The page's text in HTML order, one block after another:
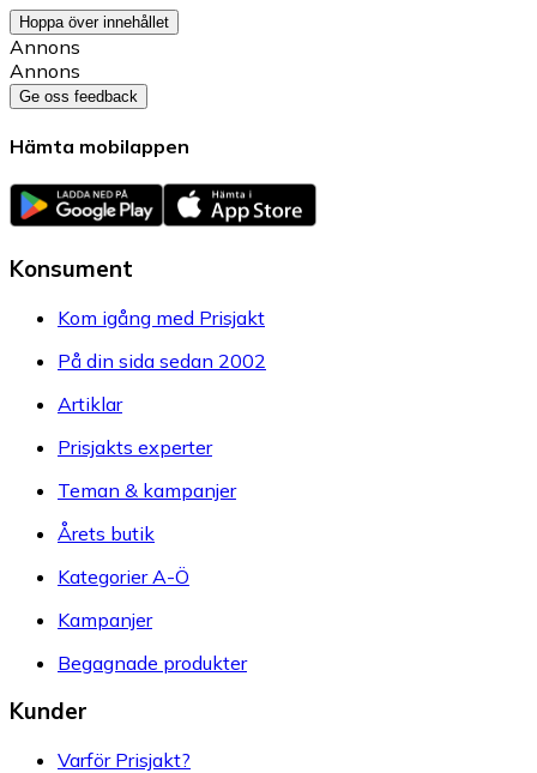
Hoppa över innehållet
Annons
Annons
Ge oss feedback
Hämta mobilappen
Konsument
Kom igång med Prisjakt
På din sida sedan 2002
Artiklar
Prisjakts experter
Teman & kampanjer
Årets butik
Kategorier A-Ö
Kampanjer
Begagnade produkter
Kunder
Varför Prisjakt?